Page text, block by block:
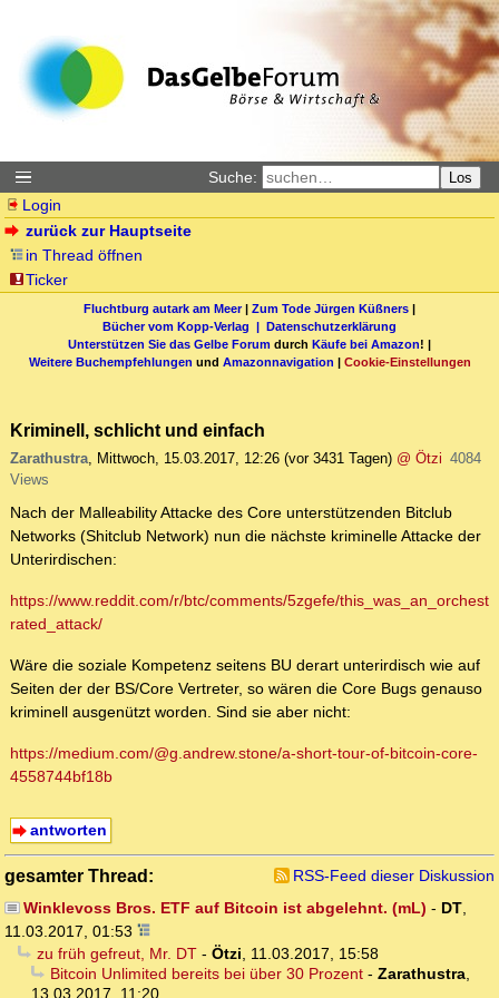
Suche: Los
Login
zurück zur Hauptseite
in Thread öffnen
Ticker
Fluchtburg autark am Meer| Zum Tode Jürgen Küßners |
Bücher vom Kopp-Verlag | Datenschutzerklärung
Unterstützen Sie das Gelbe Forum durch Käufe bei Amazon! |
Weitere Buchempfehlungen und Amazonnavigation | Cookie-Einstellungen
Kriminell, schlicht und einfach
Zarathustra, Mittwoch, 15.03.2017, 12:26 (vor 3431 Tagen) @ Ötzi 4084
Views
Nach der Malleability Attacke des Core unterstützenden Bitclub
Networks (Shitclub Network) nun die nächste kriminelle Attacke der
Unterirdischen:
https://www.reddit.com/r/btc/comments/5zgefe/this_was_an_orchest
rated_attack/
Wäre die soziale Kompetenz seitens BU derart unterirdisch wie auf
Seiten der der BS/Core Vertreter, so wären die Core Bugs genauso
kriminell ausgenützt worden. Sind sie aber nicht:
https://medium.com/@g.andrew.stone/a-short-tour-of-bitcoin-core-
4558744bf18b
antworten
gesamter Thread:
RSS-Feed dieser Diskussion
Winklevoss Bros. ETF auf Bitcoin ist abgelehnt. (mL) - DT,
11.03.2017, 01:53
zu früh gefreut, Mr. DT- Ötzi, 11.03.2017, 15:58
Bitcoin Unlimited bereits bei über 30 Prozent- Zarathustra,
13.03.2017, 11:20